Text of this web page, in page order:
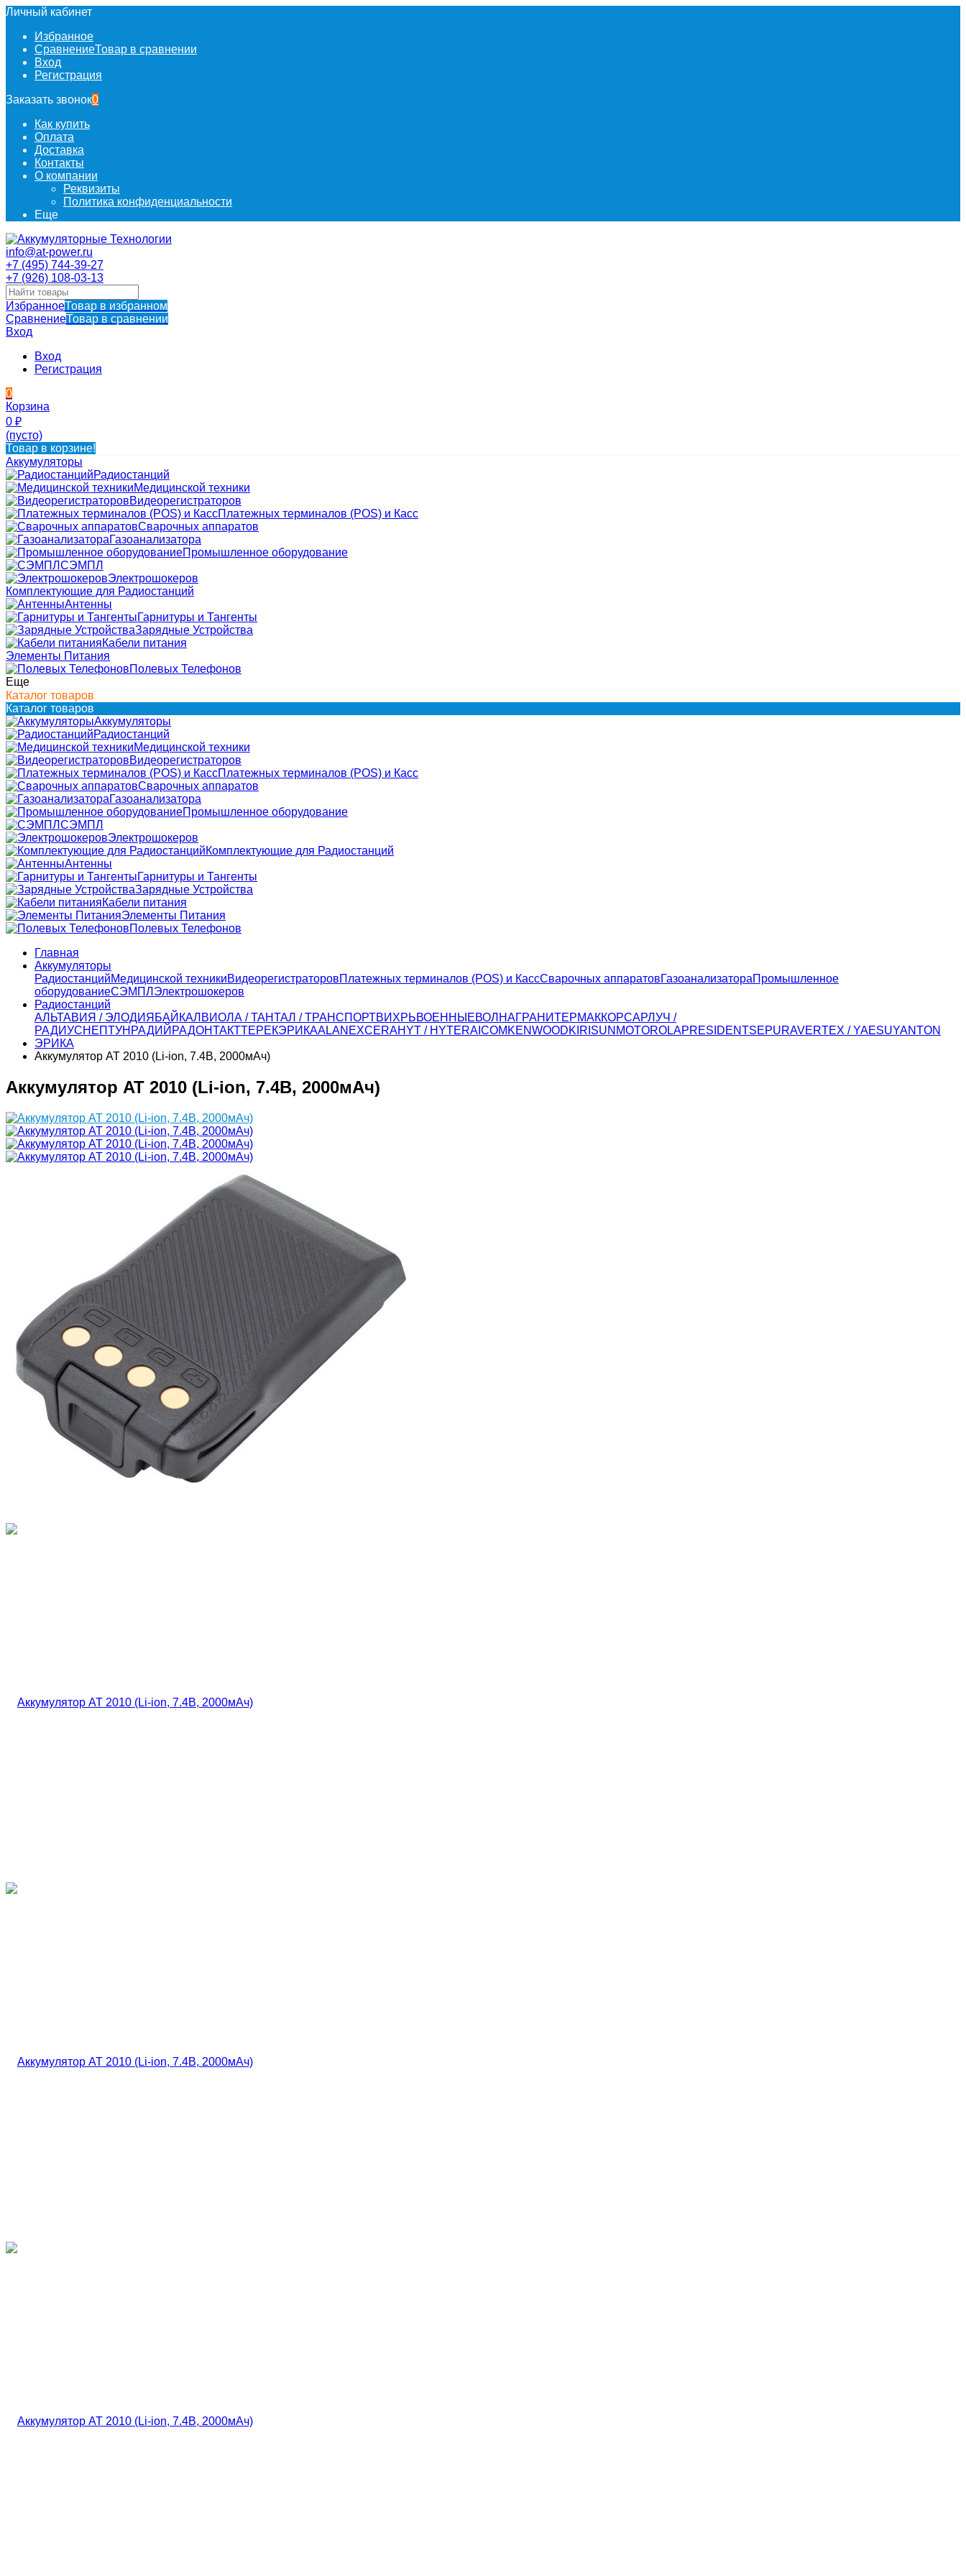
Личный кабинет
Избранное
СравнениеТовар в сравнении
Вход
Регистрация
Заказать звонок0
Как купить
Оплата
Доставка
Контакты
О компании
Реквизиты
Политика конфиденциальности
Еще
info@at-power.ru
+7 (495) 744-39-27
+7 (926) 108-03-13
ИзбранноеТовар в избранном
СравнениеТовар в сравнении
Вход
Вход
Регистрация
0
Корзина
0 ₽
(пусто)
Товар в корзине!
Аккумуляторы
Радиостанций
Медицинской техники
Видеорегистраторов
Платежных терминалов (POS) и Касс
Сварочных аппаратов
Газоанализатора
Промышленное оборудование
СЭМПЛ
Электрошокеров
Комплектующие для Радиостанций
Антенны
Гарнитуры и Тангенты
Зарядные Устройства
Кабели питания
Элементы Питания
Полевых Телефонов
Еще
Каталог товаров
Каталог товаров
Аккумуляторы
Радиостанций
Медицинской техники
Видеорегистраторов
Платежных терминалов (POS) и Касс
Сварочных аппаратов
Газоанализатора
Промышленное оборудование
СЭМПЛ
Электрошокеров
Комплектующие для Радиостанций
Антенны
Гарнитуры и Тангенты
Зарядные Устройства
Кабели питания
Элементы Питания
Полевых Телефонов
Главная
Аккумуляторы
РадиостанцийМедицинской техникиВидеорегистраторовПлатежных терминалов (POS) и КассСварочных аппаратовГазоанализатораПромышленное
оборудованиеСЭМПЛ Электрошокеров
Радиостанций
АЛЬТАВИЯ / ЭЛОДИЯ БАЙКАЛ ВИОЛА / ТАНТАЛ / ТРАНСПОРТВИХРЬВОЕННЫЕВОЛНАГРАНИТЕРМАККОРСАРЛУЧ /
РАДИУСНЕПТУН РАДИЙ РАДОНТАКТТЕРЕКЭРИКАALAN EXCERAHYT / HYTERA ICOM KENWOODKIRISUN MOTOROLAPRESIDENTSEPURAVERTEX / YAESUYANTON
ЭРИКА
Аккумулятор AT 2010 (Li-ion, 7.4В, 2000мАч)
Аккумулятор AT 2010 (Li-ion, 7.4В, 2000мАч)